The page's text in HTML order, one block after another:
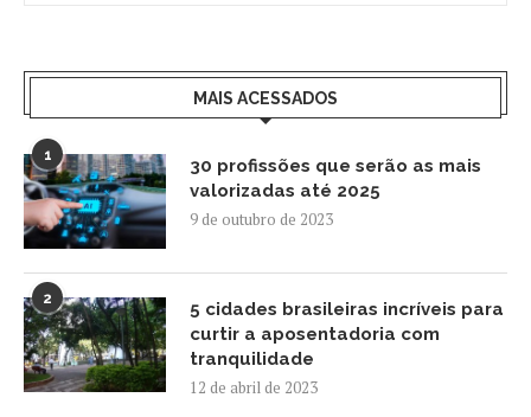
MAIS ACESSADOS
1
30 profissões que serão as mais
valorizadas até 2025
9 de outubro de 2023
2
5 cidades brasileiras incríveis para
curtir a aposentadoria com
tranquilidade
12 de abril de 2023